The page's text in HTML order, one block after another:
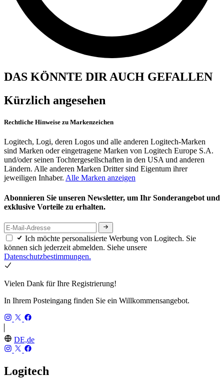
DAS KÖNNTE DIR AUCH GEFALLEN
Kürzlich angesehen
Rechtliche Hinweise zu Markenzeichen
Logitech, Logi, deren Logos und alle anderen Logitech-Marken
sind Marken oder eingetragene Marken von Logitech Europe S.A.
und/oder seinen Tochtergesellschaften in den USA und anderen
Ländern. Alle anderen Marken Dritter sind Eigentum ihrer
jeweiligen Inhaber. Alle Marken anzeigen
Abonnieren Sie unseren Newsletter, um Ihr Sonderangebot und
exklusive Vorteile zu erhalten.
Ich möchte personalisierte Werbung von Logitech. Sie
können sich jederzeit abmelden. Siehe unsere
Datenschutzbestimmungen.
Vielen Dank für Ihre Registrierung!
In Ihrem Posteingang finden Sie ein Willkommensangebot.
DE,de
Logitech